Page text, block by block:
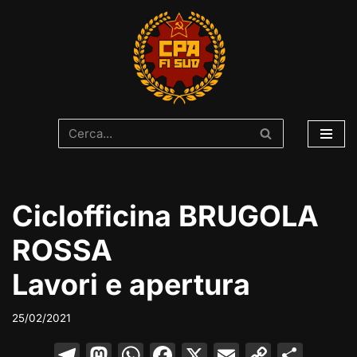
Ciclofficina BRUGOLA
ROSSA
Lavori e apertura
25/02/2021